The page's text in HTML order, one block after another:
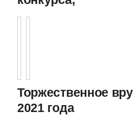
Торжественное
2021 года